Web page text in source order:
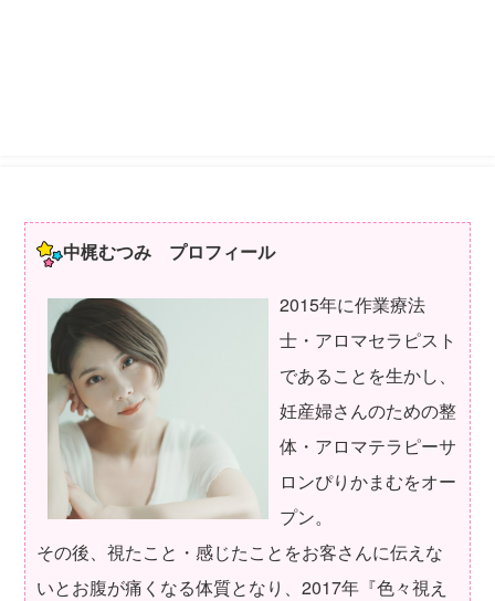
中梶むつみ プロフィール
2015年に作業療法
士・アロマセラピスト
であることを生かし、
妊産婦さんのための整
体・アロマテラピーサ
ロンぴりかまむをオー
プン。
その後、視たこと・感じたことをお客さんに伝えな
いとお腹が痛くなる体質となり、2017年『色々視え